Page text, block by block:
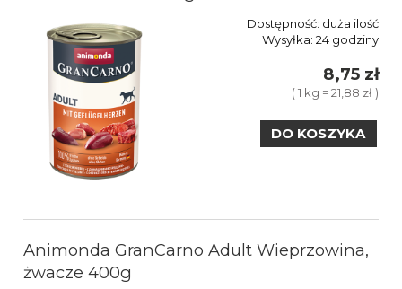
Dostępność: duża ilość
Wysyłka: 24 godziny
8,75 zł
( 1 kg = 21,88 zł )
DO KOSZYKA
Animonda GranCarno Adult Wieprzowina,
żwacze 400g